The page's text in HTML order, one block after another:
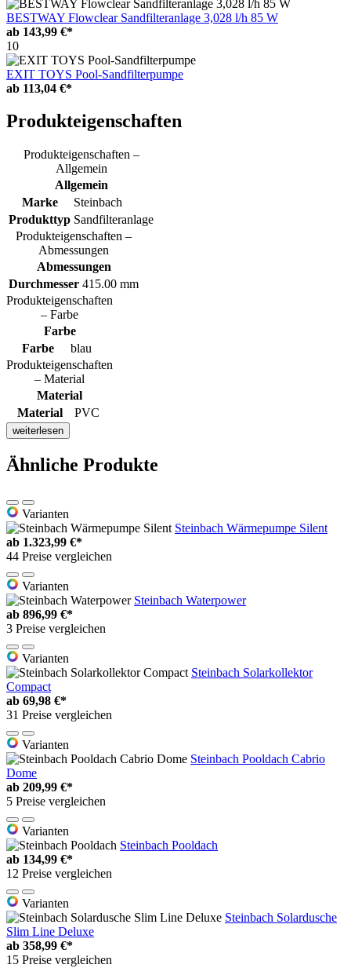
BESTWAY Flowclear Sandfilteranlage 3,028 l/h 85 W
ab 143,99 €*
10
EXIT TOYS Pool-Sandfilterpumpe
ab 113,04 €*
Produkteigenschaften
Produkteigenschaften –
Allgemein
Allgemein
Marke
Steinbach
Produkttyp Sandfilteranlage
Produkteigenschaften –
Abmessungen
Abmessungen
Durchmesser 415.00 mm
Produkteigenschaften
– Farbe
Farbe
Farbe
blau
Produkteigenschaften
– Material
Material
Material
PVC
weiterlesen
Ähnliche Produkte
Varianten
Steinbach Wärmepumpe Silent
ab 1.323,99 €*
44 Preise vergleichen
Varianten
Steinbach Waterpower
ab 896,99 €*
3 Preise vergleichen
Varianten
Steinbach Solarkollektor
Compact
ab 69,98 €*
31 Preise vergleichen
Varianten
Steinbach Pooldach Cabrio
Dome
ab 209,99 €*
5 Preise vergleichen
Varianten
Steinbach Pooldach
ab 134,99 €*
12 Preise vergleichen
Varianten
Steinbach Solardusche
Slim Line Deluxe
ab 358,99 €*
15 Preise vergleichen